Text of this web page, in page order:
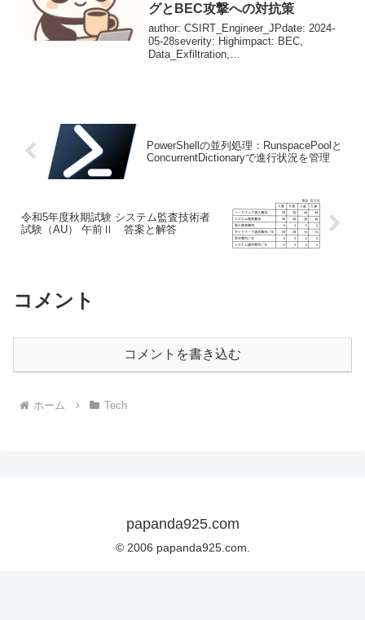
グとBEC攻撃への対抗策
author: CSIRT_Engineer_JPdate: 2024-
05-28severity: Highimpact: BEC,
Data_Exfiltration,
PowerShellの並列処理：RunspacePoolと
ConcurrentDictionaryで進行状況を管理
令和5年度秋期試験 システム監査技術者
試験（AU） 午前Ⅱ 答案と解答
コメント
コメントを書き込む
ホーム Tech
papanda925.com
© 2006 papanda925.com.